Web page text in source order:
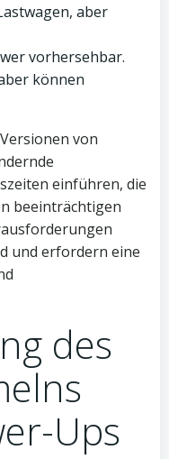
aber
vorhersehbar.
können
von
einführen, die
beeinträchtigen
und erfordern eine
des
Ups